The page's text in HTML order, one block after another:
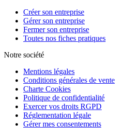
Créer son entreprise
Gérer son entreprise
Fermer son entreprise
Toutes nos fiches pratiques
Notre société
Mentions légales
Conditions générales de vente
Charte Cookies
Politique de confidentialité
Exercer vos droits RGPD
Réglementation légale
Gérer mes consentements